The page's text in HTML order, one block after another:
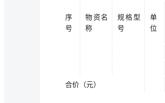
序
号
物资名
称
规格型
号
单
位
合价（元）